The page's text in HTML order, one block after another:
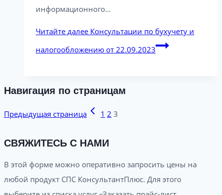
информационного…
Читайте далее Консультации по бухучету и
налогообложению от 22.09.2023
Навигация по страницам
Предыдущая страница 1 2 3
СВЯЖИТЕСЬ С НАМИ
В этой форме можно оперативно запросить цены на
любой продукт СПС КонсультантПлюс. Для этого